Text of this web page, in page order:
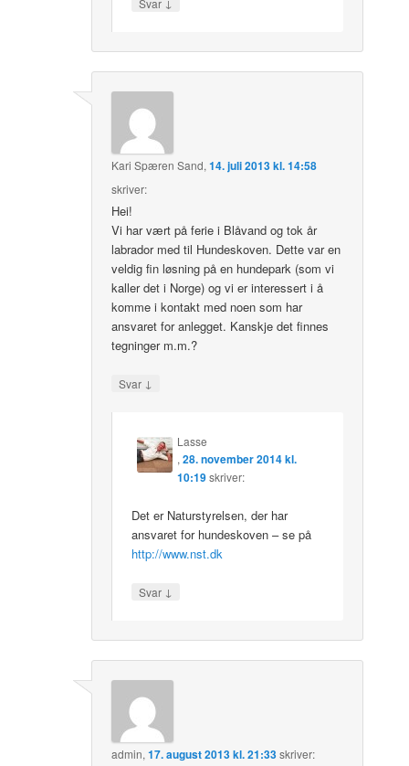
Kari Spæren Sand,14. juli 2013 kl. 14:58
skriver:
Hei!
Vi har vært på ferie i Blåvand og tok år
labrador med til Hundeskoven. Dette var en
veldig fin løsning på en hundepark (som vi
kaller det i Norge) og vi er interessert i å
komme i kontakt med noen som har
ansvaret for anlegget. Kanskje det finnes
tegninger m.m.?
Svar ↓
Lasse
,28. november 2014 kl.
10:19 skriver:
Det er Naturstyrelsen, der har
ansvaret for hundeskoven – se på
http://www.nst.dk
Svar ↓
admin,17. august 2013 kl. 21:33skriver: